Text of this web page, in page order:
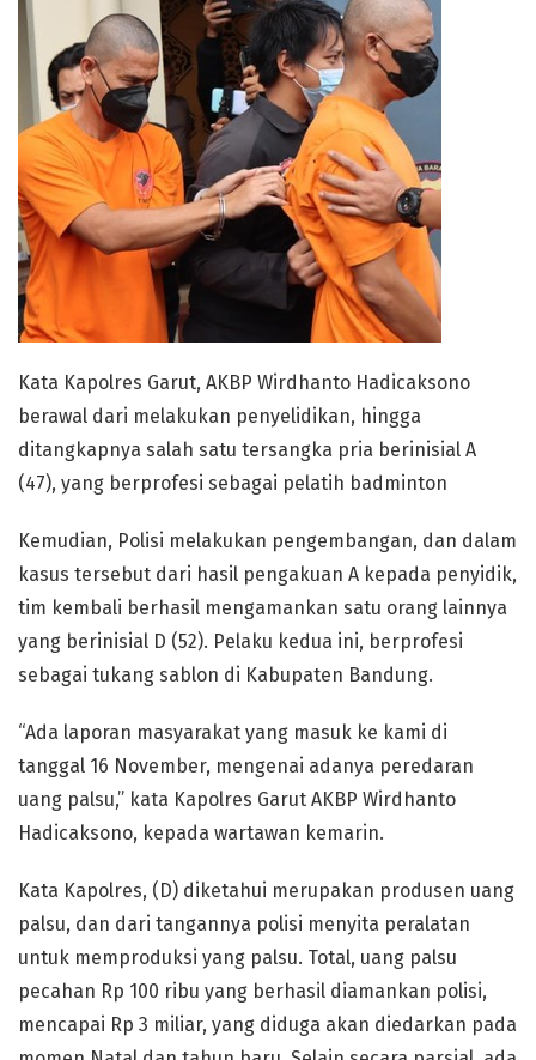
Kata Kapolres Garut, AKBP Wirdhanto Hadicaksono
berawal dari melakukan penyelidikan, hingga
ditangkapnya salah satu tersangka pria berinisial A
(47), yang berprofesi sebagai pelatih badminton
Kemudian, Polisi melakukan pengembangan, dan dalam
kasus tersebut dari hasil pengakuan A kepada penyidik,
tim kembali berhasil mengamankan satu orang lainnya
yang berinisial D (52). Pelaku kedua ini, berprofesi
sebagai tukang sablon di Kabupaten Bandung.
“Ada laporan masyarakat yang masuk ke kami di
tanggal 16 November, mengenai adanya peredaran
uang palsu,” kata Kapolres Garut AKBP Wirdhanto
Hadicaksono, kepada wartawan kemarin.
Kata Kapolres, (D) diketahui merupakan produsen uang
palsu, dan dari tangannya polisi menyita peralatan
untuk memproduksi yang palsu. Total, uang palsu
pecahan Rp 100 ribu yang berhasil diamankan polisi,
mencapai Rp 3 miliar, yang diduga akan diedarkan pada